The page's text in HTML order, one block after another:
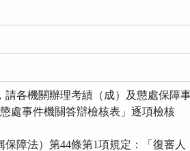
各機關辦理考績（成）及懲處保障
事件機關答辯檢核表」逐項檢核
障法）第44條第1項規定：「復審人